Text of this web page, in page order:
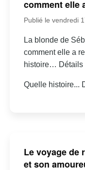
comment elle
Publié le vendredi
La blonde de
comment elle a
histoire… Détails
Quelle histoire...
Le voyage de
et son